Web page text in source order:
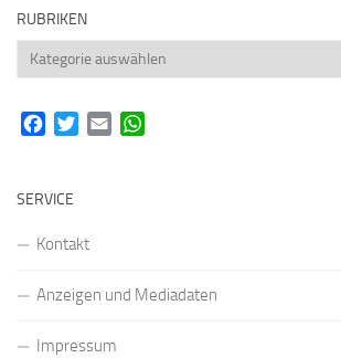
RUBRIKEN
Rubriken
FacebookTwitterEmail
SERVICE
Kontakt
Anzeigen und Mediadaten
Impressum